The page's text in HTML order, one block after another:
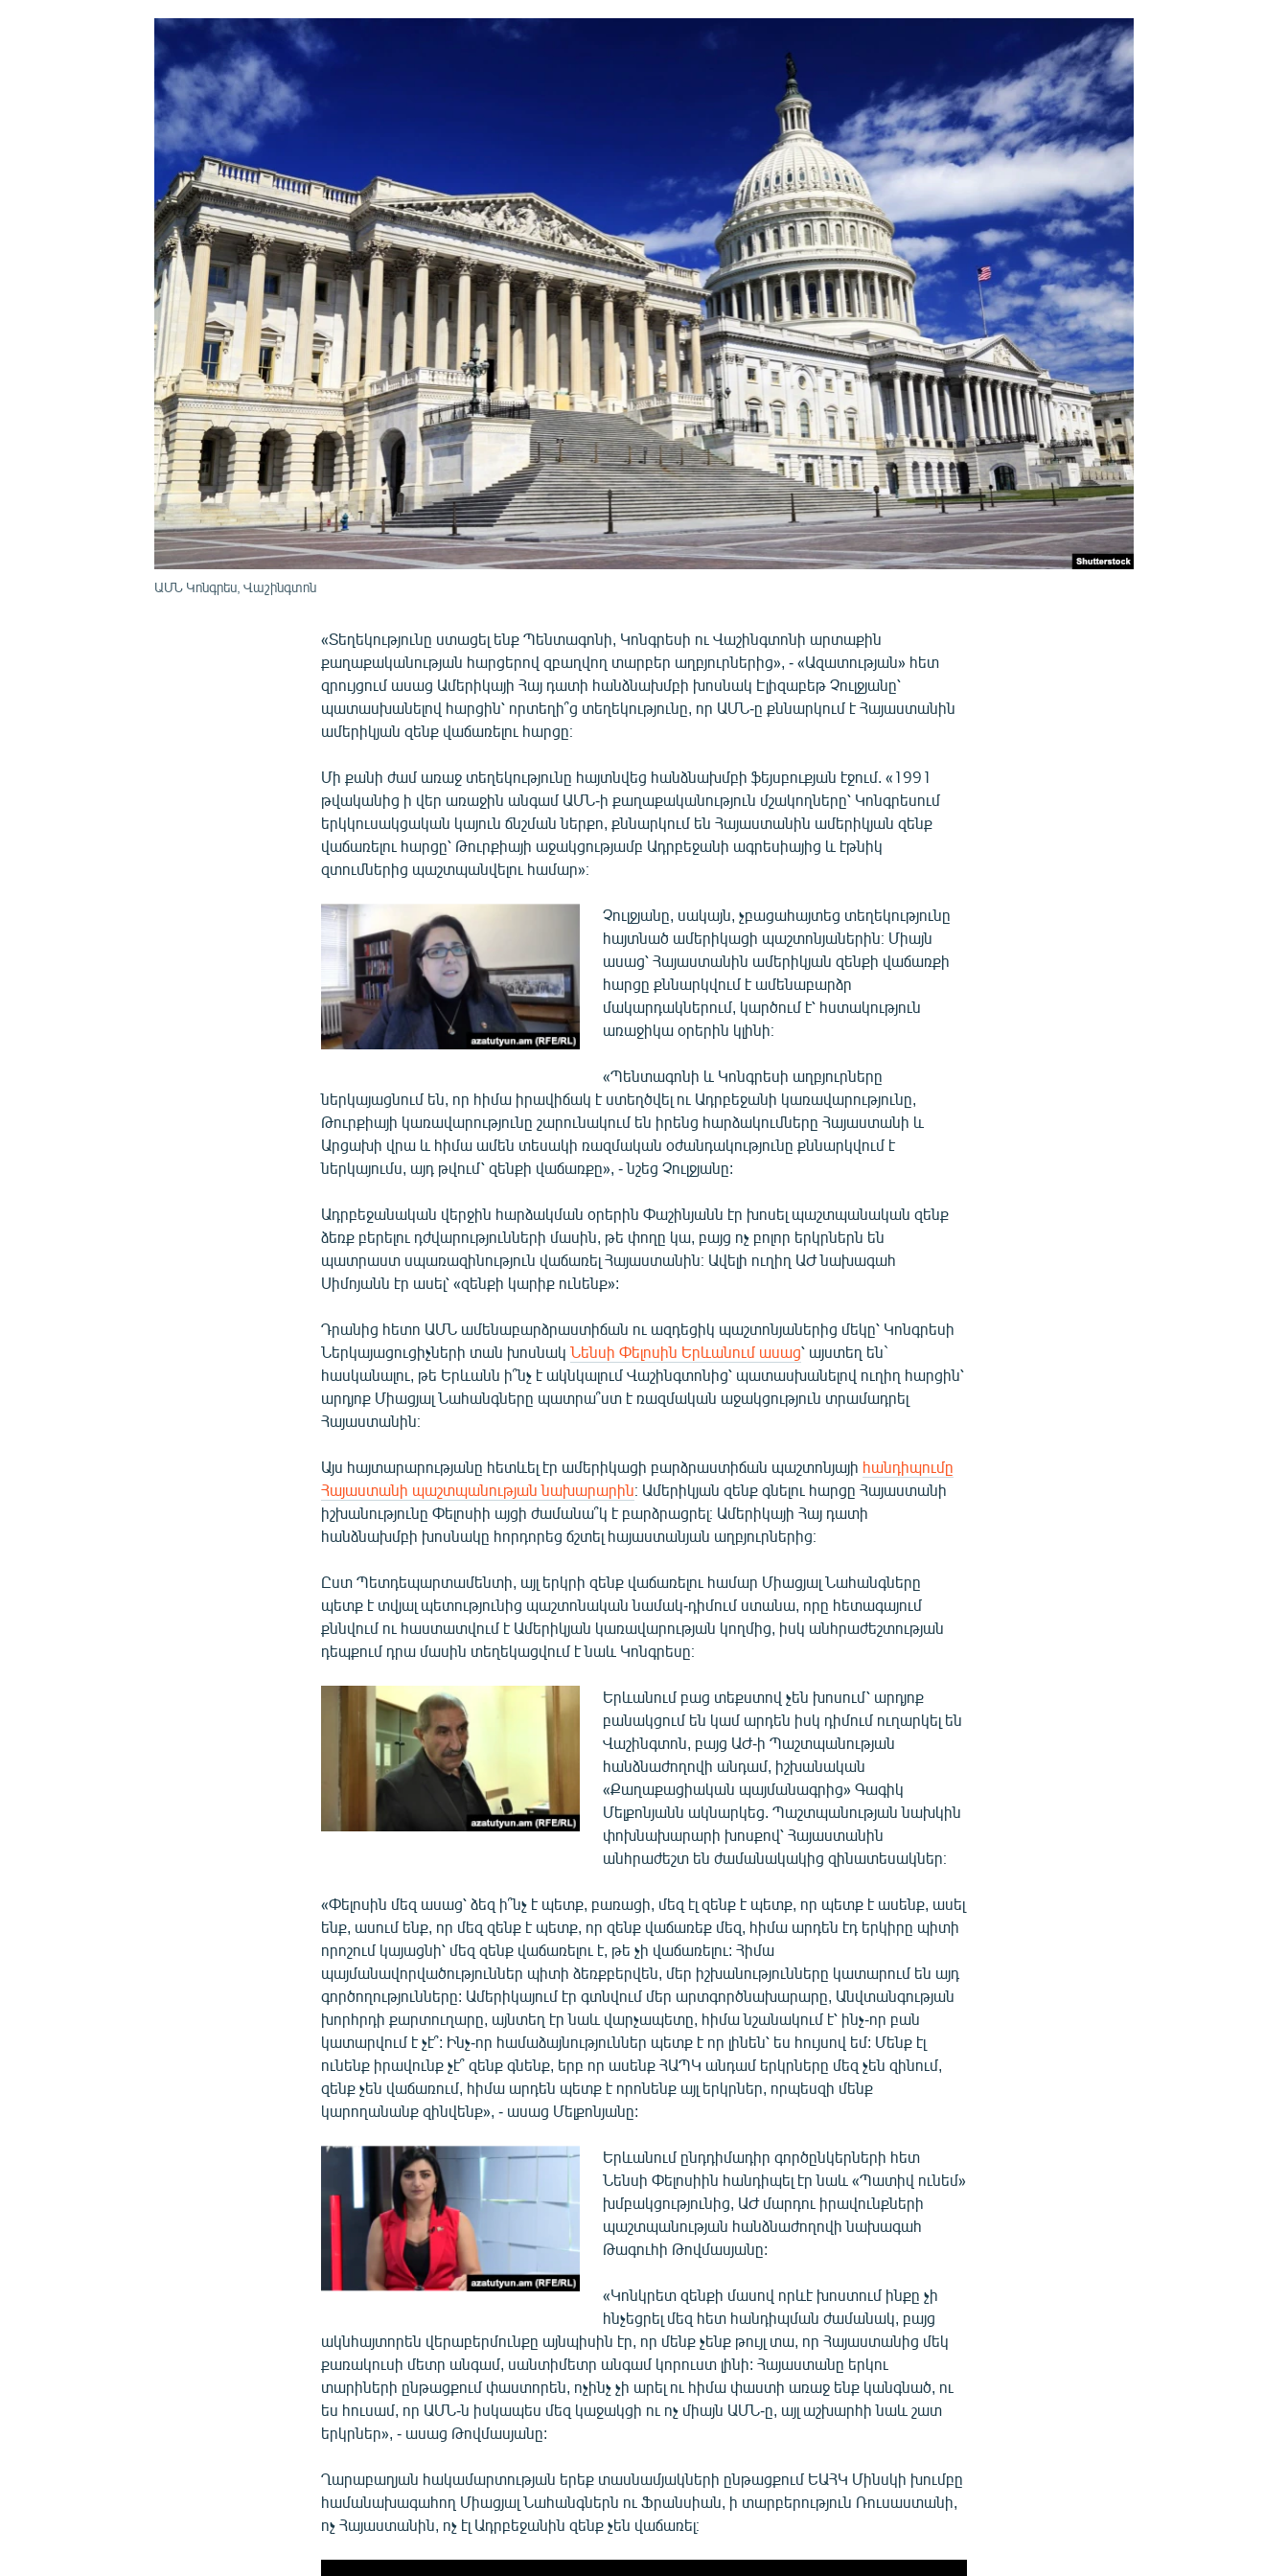
ՄԵԿՆԱԲԱՆՈՒԹՅՈՒՆ
ՁԳՏԵԼՈՎ ԼԱՎԱԳՈՒՅՆԻՆ
ԱՄՆ Կոնգրես, Վաշինգտոն
«Տեղեկությունը ստացել ենք Պենտագոնի, Կոնգրեսի ու Վաշինգտոնի արտաքին
քաղաքականության հարցերով զբաղվող տարբեր աղբյուրներից», - «Ազատության» հետ
զրույցում ասաց Ամերիկայի Հայ դատի հանձնախմբի խոսնակ Էլիզաբեթ Չուլջյանը՝
պատասխանելով հարցին՝ որտեղի՞ց տեղեկությունը, որ ԱՄՆ-ը քննարկում է Հայաստանին
ամերիկյան զենք վաճառելու հարցը։
Մի քանի ժամ առաջ տեղեկությունը հայտնվեց հանձնախմբի ֆեյսբուքյան էջում. «1991
թվականից ի վեր առաջին անգամ ԱՄՆ-ի քաղաքականություն մշակողները՝ Կոնգրեսում
երկկուսակցական կայուն ճնշման ներքո, քննարկում են Հայաստանին ամերիկյան զենք
վաճառելու հարցը՝ Թուրքիայի աջակցությամբ Ադրբեջանի ագրեսիայից և էթնիկ
զտումներից պաշտպանվելու համար»։
Չուլջյանը, սակայն, չբացահայտեց տեղեկությունը
հայտնած ամերիկացի պաշտոնյաներին։ Միայն
ասաց՝ Հայաստանին ամերիկյան զենքի վաճառքի
հարցը քննարկվում է ամենաբարձր
մակարդակներում, կարծում է՝ հստակություն
առաջիկա օրերին կլինի։
«Պենտագոնի և Կոնգրեսի աղբյուրները
ներկայացնում են, որ հիմա իրավիճակ է ստեղծվել ու Ադրբեջանի կառավարությունը,
Թուրքիայի կառավարությունը շարունակում են իրենց հարձակումները Հայաստանի և
Արցախի վրա և հիմա ամեն տեսակի ռազմական օժանդակությունը քննարկվում է
ներկայումս, այդ թվում՝ զենքի վաճառքը», - նշեց Չուլջյանը:
Ադրբեջանական վերջին հարձակման օրերին Փաշինյանն էր խոսել պաշտպանական զենք
ձեռք բերելու դժվարությունների մասին, թե փողը կա, բայց ոչ բոլոր երկրներն են
պատրաստ սպառազինություն վաճառել Հայաստանին։ Ավելի ուղիղ ԱԺ նախագահ
Սիմոյանն էր ասել՝ «զենքի կարիք ունենք»:
Դրանից հետո ԱՄՆ ամենաբարձրաստիճան ու ազդեցիկ պաշտոնյաներից մեկը՝ Կոնգրեսի
Ներկայացուցիչների տան խոսնակՆենսի Փելոսին Երևանում ասաց՝ այստեղ են`
հասկանալու, թե Երևանն ի՞նչ է ակնկալում Վաշինգտոնից՝ պատասխանելով ուղիղ հարցին՝
արդյոք Միացյալ Նահանգները պատրա՞ստ է ռազմական աջակցություն տրամադրել
Հայաստանին։
Այս հայտարարությանը հետևել էր ամերիկացի բարձրաստիճան պաշտոնյայի հանդիպումը
Հայաստանի պաշտպանության նախարարին։ Ամերիկյան զենք գնելու հարցը Հայաստանի
իշխանությունը Փելոսիի այցի ժամանա՞կ է բարձրացրել։ Ամերիկայի Հայ դատի
հանձնախմբի խոսնակը հորդորեց ճշտել հայաստանյան աղբյուրներից։
Ըստ Պետդեպարտամենտի, այլ երկրի զենք վաճառելու համար Միացյալ Նահանգները
պետք է տվյալ պետությունից պաշտոնական նամակ-դիմում ստանա, որը հետագայում
քննվում ու հաստատվում է Ամերիկյան կառավարության կողմից, իսկ անհրաժեշտության
դեպքում դրա մասին տեղեկացվում է նաև Կոնգրեսը։
Երևանում բաց տեքստով չեն խոսում՝ արդյոք
բանակցում են կամ արդեն իսկ դիմում ուղարկել են
Վաշինգտոն, բայց ԱԺ-ի Պաշտպանության
հանձնաժողովի անդամ, իշխանական
«Քաղաքացիական պայմանագրից» Գագիկ
Մելքոնյանն ակնարկեց. Պաշտպանության նախկին
փոխնախարարի խոսքով՝ Հայաստանին
անհրաժեշտ են ժամանակակից զինատեսակներ։
«Փելոսին մեզ ասաց՝ ձեզ ի՞նչ է պետք, բառացի, մեզ էլ զենք է պետք, որ պետք է ասենք, ասել
ենք, ասում ենք, որ մեզ զենք է պետք, որ զենք վաճառեք մեզ, հիմա արդեն էդ երկիրը պիտի
որոշում կայացնի՝ մեզ զենք վաճառելու է, թե չի վաճառելու: Հիմա
պայմանավորվածություններ պիտի ձեռքբերվեն, մեր իշխանությունները կատարում են այդ
գործողությունները: Ամերիկայում էր գտնվում մեր արտգործնախարարը, Անվտանգության
խորհրդի քարտուղարը, այնտեղ էր նաև վարչապետը, հիմա նշանակում է՝ ինչ-որ բան
կատարվում է չէ՞: Ինչ-որ համաձայնություններ պետք է որ լինեն՝ ես հույսով եմ: Մենք էլ
ունենք իրավունք չէ՞ զենք գնենք, երբ որ ասենք ՀԱՊԿ անդամ երկրները մեզ չեն զինում,
զենք չեն վաճառում, հիմա արդեն պետք է որոնենք այլ երկրներ, որպեսզի մենք
կարողանանք զինվենք», - ասաց Մելքոնյանը:
Երևանում ընդդիմադիր գործընկերների հետ
Նենսի Փելոսիին հանդիպել էր նաև «Պատիվ ունեմ»
խմբակցությունից, ԱԺ մարդու իրավունքների
պաշտպանության հանձնաժողովի նախագահ
Թագուհի Թովմասյանը:
«Կոնկրետ զենքի մասով որևէ խոստում ինքը չի
հնչեցրել մեզ հետ հանդիպման ժամանակ, բայց
ակնհայտորեն վերաբերմունքը այնպիսին էր, որ մենք չենք թույլ տա, որ Հայաստանից մեկ
քառակուսի մետր անգամ, սանտիմետր անգամ կորուստ լինի: Հայաստանը երկու
տարիների ընթացքում փաստորեն, ոչինչ չի արել ու հիմա փաստի առաջ ենք կանգնած, ու
ես հուսամ, որ ԱՄՆ-ն իսկապես մեզ կաջակցի ու ոչ միայն ԱՄՆ-ը, այլ աշխարհի նաև շատ
երկրներ», - ասաց Թովմասյանը:
Ղարաբաղյան հակամարտության երեք տասնամյակների ընթացքում ԵԱՀԿ Մինսկի խումբը
համանախագահող Միացյալ Նահանգներն ու Ֆրանսիան, ի տարբերություն Ռուսաստանի,
ոչ Հայաստանին, ոչ էլ Ադրբեջանին զենք չեն վաճառել։